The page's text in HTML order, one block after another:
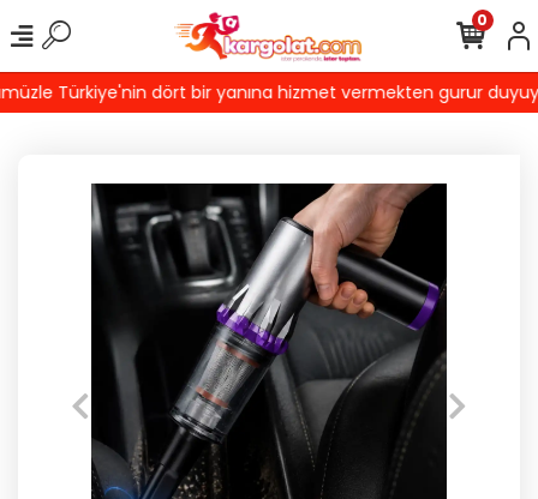
Türkiye'nin dört bir yanına hizmet vermekten gurur
0